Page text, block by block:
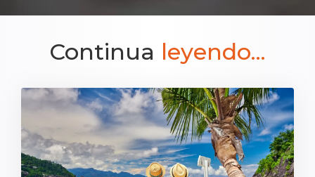
Continua leyendo...